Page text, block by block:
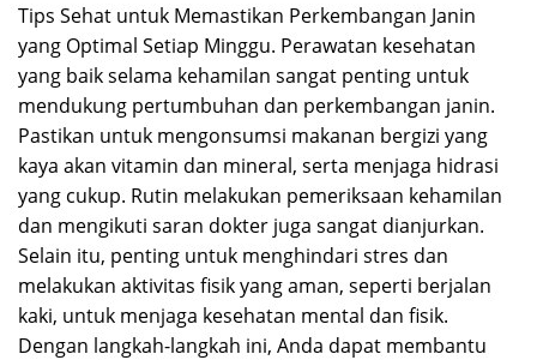
Tips Sehat untuk Memastikan Perkembangan Janin
yang Optimal Setiap Minggu. Perawatan kesehatan
yang baik selama kehamilan sangat penting untuk
mendukung pertumbuhan dan perkembangan janin.
Pastikan untuk mengonsumsi makanan bergizi yang
kaya akan vitamin dan mineral, serta menjaga hidrasi
yang cukup. Rutin melakukan pemeriksaan kehamilan
dan mengikuti saran dokter juga sangat dianjurkan.
Selain itu, penting untuk menghindari stres dan
melakukan aktivitas fisik yang aman, seperti berjalan
kaki, untuk menjaga kesehatan mental dan fisik.
Dengan langkah-langkah ini, Anda dapat membantu